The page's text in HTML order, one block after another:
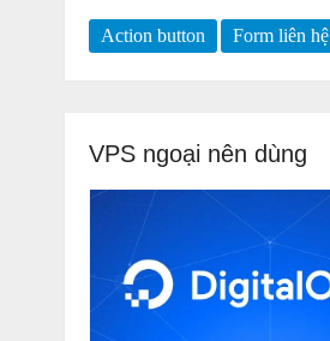
Action button Form liên hệ
VPS ngoại nên dùng